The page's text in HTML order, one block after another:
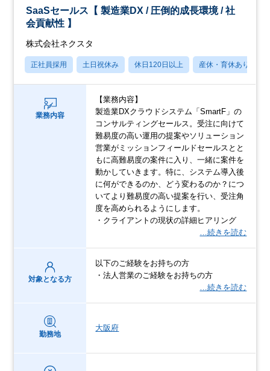
SaaSセールス【 製造業DX / 圧倒的成長環境 / 社
会貢献性 】
株式会社ネクスタ
正社員採用 土日祝休み 休日120日以上 産休・育休あり
業務内容
【業務内容】
製造業DXクラウドシステム「SmartF」の
コンサルティングセールス。受注に向けて
難易度の高い運用の提案やソリューション
営業がミッションフィールドセールスとと
もに高難易度の案件に入り、一緒に案件を
動かしていきます。特に、システム導入後
に何ができるのか、どう変わるのか？につ
いてより難易度の高い提案を行い、受注角
度を高められるようにします。
・クライアントの現状の詳細ヒアリング
…続きを読む
対象となる方
以下のご経験をお持ちの方
・法人営業のご経験をお持ちの方
…続きを読む
勤務地
大阪府